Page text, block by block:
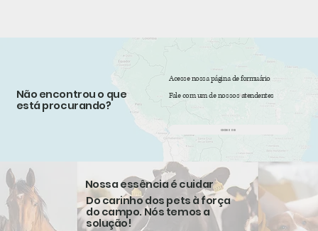
Não encontrou o que
está procurando?
Acesse nossa página de formuário
Fale com um de nossos atendentes
acesse
Nossa essência é cuidar
Do carinho dos pets à força
do campo. Nós temos a
solução!